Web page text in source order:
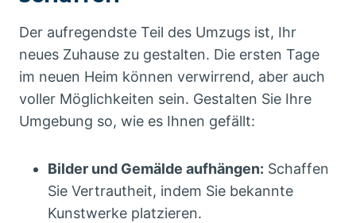
Der aufregendste Teil des Umzugs ist, Ihr
neues Zuhause zu gestalten. Die ersten Tage
im neuen Heim können verwirrend, aber auch
voller Möglichkeiten sein. Gestalten Sie Ihre
Umgebung so, wie es Ihnen gefällt:
Bilder und Gemälde aufhängen: Schaffen
Sie Vertrautheit, indem Sie bekannte
Kunstwerke platzieren.